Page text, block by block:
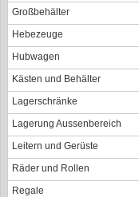
Großbehälter
Hebezeuge
Hubwagen
Kästen und Behälter
Lagerschränke
Lagerung Aussenbereich
Leitern und Gerüste
Räder und Rollen
Regale